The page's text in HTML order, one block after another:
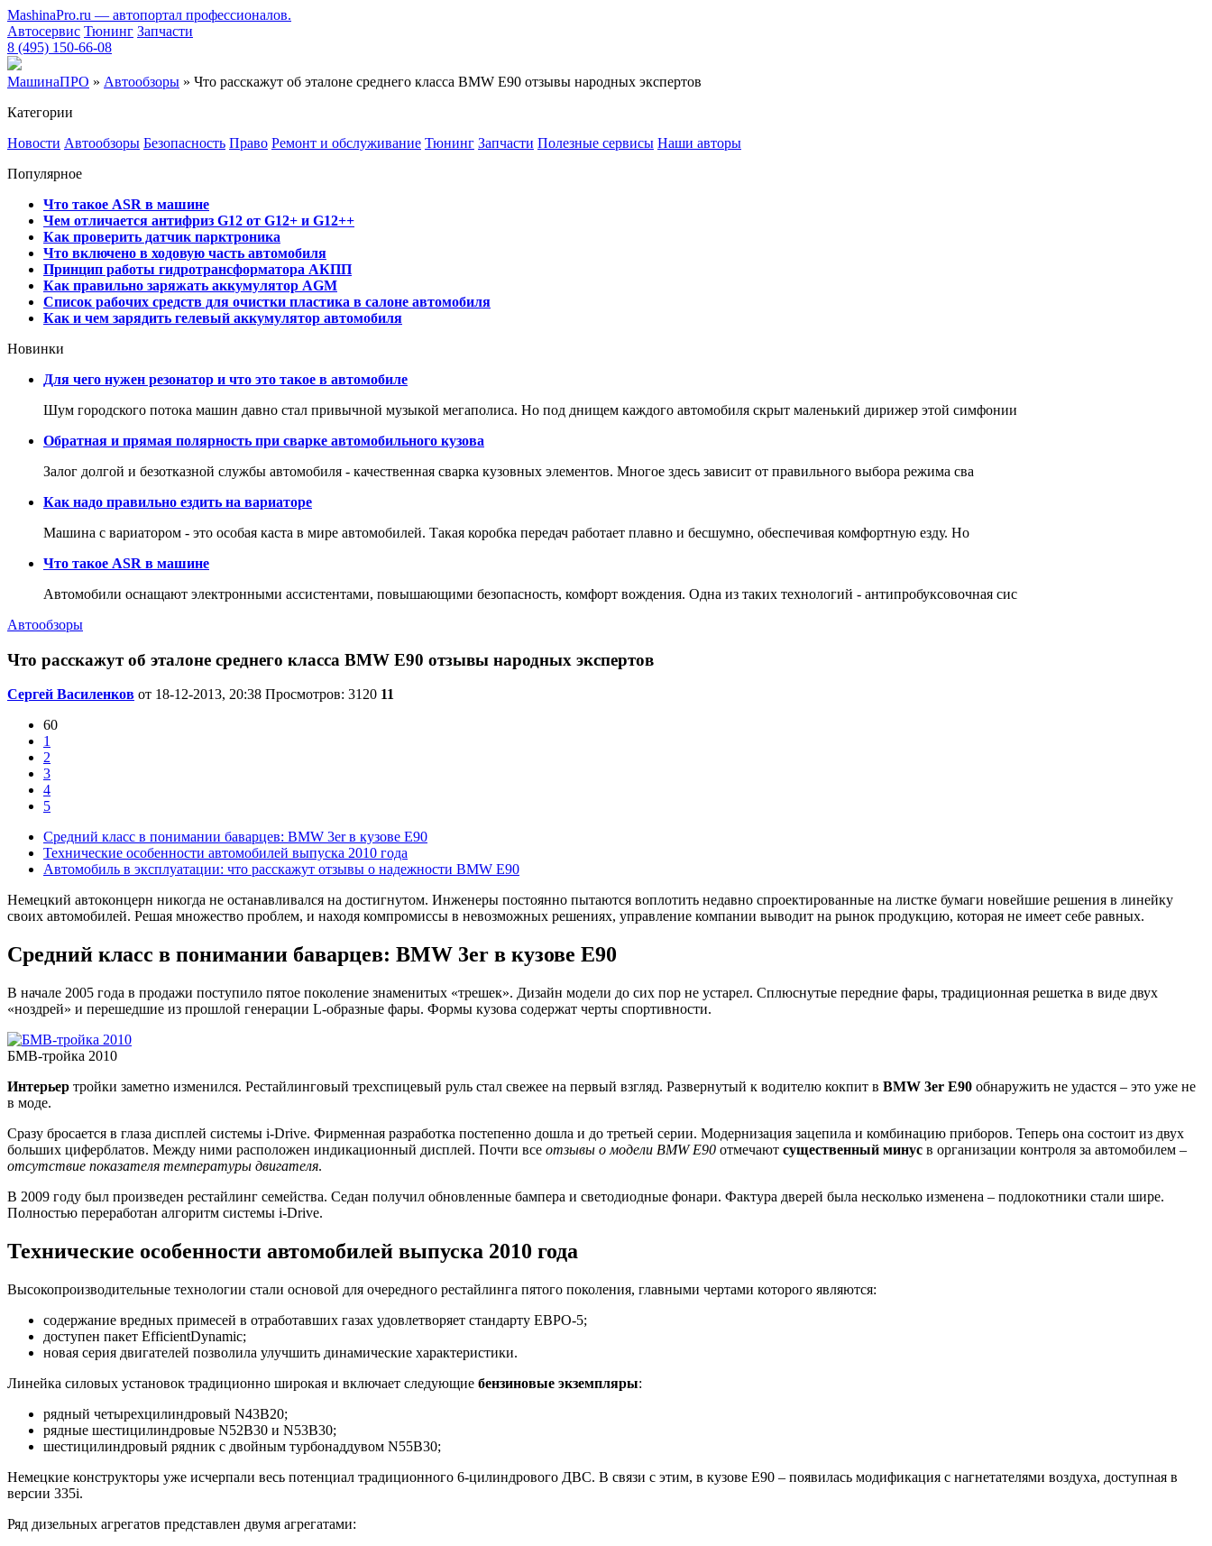
MashinaPro.ru — автопортал профессионалов.
Автосервис Тюнинг Запчасти
8 (495) 150-66-08
МашинаПРО » Автообзоры » Что расскажут об эталоне среднего класса BMW E90 отзывы народных экспертов
Категории
Новости Автообзоры Безопасность Право Ремонт и обслуживание Тюнинг Запчасти Полезные сервисы Наши авторы
Популярное
Что такое ASR в машине
Чем отличается антифриз G12 от G12+ и G12++
Как проверить датчик парктроника
Что включено в ходовую часть автомобиля
Принцип работы гидротрансформатора АКПП
Как правильно заряжать аккумулятор AGM
Список рабочих средств для очистки пластика в салоне автомобиля
Как и чем зарядить гелевый аккумулятор автомобиля
Новинки
Для чего нужен резонатор и что это такое в автомобиле
Шум городского потока машин давно стал привычной музыкой мегаполиса. Но под днищем каждого автомобиля скрыт маленький дирижер этой симфонии
Обратная и прямая полярность при сварке автомобильного кузова
Залог долгой и безотказной службы автомобиля - качественная сварка кузовных элементов. Многое здесь зависит от правильного выбора режима сва
Как надо правильно ездить на вариаторе
Машина с вариатором - это особая каста в мире автомобилей. Такая коробка передач работает плавно и бесшумно, обеспечивая комфортную езду. Но
Что такое ASR в машине
Автомобили оснащают электронными ассистентами, повышающими безопасность, комфорт вождения. Одна из таких технологий - антипробуксовочная сис
Автообзоры
Что расскажут об эталоне среднего класса BMW E90 отзывы народных экспертов
Сергей Василенков от 18-12-2013, 20:38 Просмотров: 3120 11
60
1
2
3
4
5
Средний класс в понимании баварцев: BMW 3er в кузове Е90
Технические особенности автомобилей выпуска 2010 года
Автомобиль в эксплуатации: что расскажут отзывы о надежности BMW E90
Немецкий автоконцерн никогда не останавливался на достигнутом. Инженеры постоянно пытаются воплотить недавно спроектированные на листке бумаги новейшие решения в линейку
своих автомобилей. Решая множество проблем, и находя компромиссы в невозможных решениях, управление компании выводит на рынок продукцию, которая не имеет себе равных.
Средний класс в понимании баварцев: BMW 3er в кузове Е90
В начале 2005 года в продажи поступило пятое поколение знаменитых «трешек». Дизайн модели до сих пор не устарел. Сплюснутые передние фары, традиционная решетка в виде двух
«ноздрей» и перешедшие из прошлой генерации L-образные фары. Формы кузова содержат черты спортивности.
БМВ-тройка 2010
Интерьер тройки заметно изменился. Рестайлинговый трехспицевый руль стал свежее на первый взгляд. Развернутый к водителю кокпит в BMW 3er E90 обнаружить не удастся – это уже не
в моде.
Сразу бросается в глаза дисплей системы i-Drive. Фирменная разработка постепенно дошла и до третьей серии. Модернизация зацепила и комбинацию приборов. Теперь она состоит из двух
больших циферблатов. Между ними расположен индикационный дисплей. Почти все отзывы о модели BMW E90 отмечают существенный минус в организации контроля за автомобилем –
отсутствие показателя температуры двигателя.
В 2009 году был произведен рестайлинг семейства. Седан получил обновленные бампера и светодиодные фонари. Фактура дверей была несколько изменена – подлокотники стали шире.
Полностью переработан алгоритм системы i-Drive.
Технические особенности автомобилей выпуска 2010 года
Высокопроизводительные технологии стали основой для очередного рестайлинга пятого поколения, главными чертами которого являются:
содержание вредных примесей в отработавших газах удовлетворяет стандарту ЕВРО-5;
доступен пакет EfficientDynamic;
новая серия двигателей позволила улучшить динамические характеристики.
Линейка силовых установок традиционно широкая и включает следующие бензиновые экземпляры:
рядный четырехцилиндровый N43B20;
рядные шестицилиндровые N52B30 и N53B30;
шестицилиндровый рядник с двойным турбонаддувом N55B30;
Немецкие конструкторы уже исчерпали весь потенциал традиционного 6-цилиндрового ДВС. В связи с этим, в кузове Е90 – появилась модификация с нагнетателями воздуха, доступная в
версии 335i.
Ряд дизельных агрегатов представлен двумя агрегатами: